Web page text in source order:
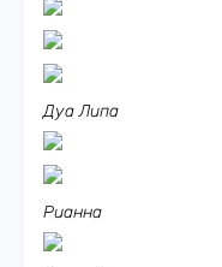
Дуа Липа
Рианна